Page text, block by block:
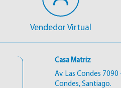
Vendedor Virtual
Casa Matriz
Av. Las Condes 7090
Condes, Santiago.